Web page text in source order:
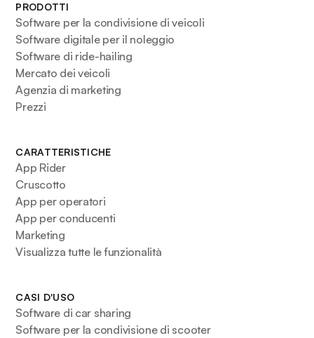
PRODOTTI
Software per la condivisione di veicoli
Software digitale per il noleggio
Software di ride-hailing
Mercato dei veicoli
Agenzia di marketing
Prezzi
CARATTERISTICHE
App Rider
Cruscotto
App per operatori
App per conducenti
Marketing
Visualizza tutte le funzionalità
CASI D'USO
Software di car sharing
Software per la condivisione di scooter